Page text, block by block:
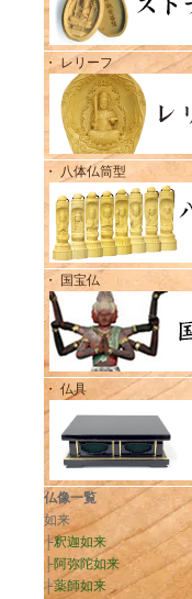
・ レリーフ
・ 八体仏筒型
・ 国宝仏
・ 仏具
仏像一覧
如来
├釈迦如来
├阿弥陀如来
├薬師如来